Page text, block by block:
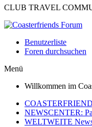
CLUB TRAVEL
Benutzerliste
Foren durchsuchen
Menü
Willkommen im
NEWSCENTER:
WELTWEITE